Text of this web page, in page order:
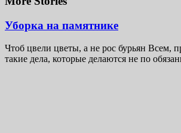
Уборка на памятнике
Чтоб цвели цветы, а не рос бурьян Всем,
такие дела, которые делаются не по